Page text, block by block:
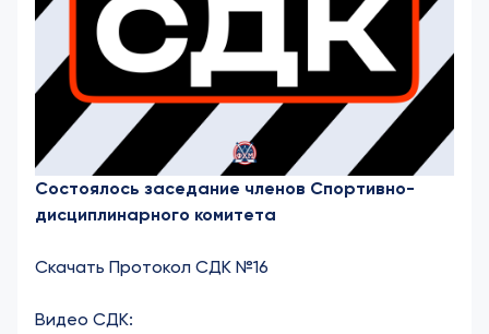
Состоялось заседание членов Спортивно-
дисциплинарного комитета
Скачать Протокол СДК №16
Видео СДК: